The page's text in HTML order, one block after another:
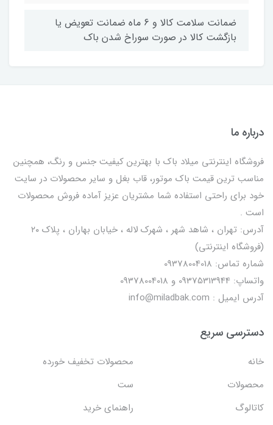
ضمانت سلامت کالا و 6 ماه ضمانت تعویض یا
بازگشت کالا در صورت سوراخ شدن باک
درباره ما
فروشگاه اینترنتی میلاد باک با بهترین کیفیت جنس و رنگ، همچنین
مناسب ترین قیمت باک موتور، قاب بغل و سایر محصولات در سایت
خود برای راحتی استفاده شما مشتریان عزیز آماده فروش محصولات
است .
آدرس: تهران ، شاهد شهر ، شهرک لاله ، خیابان بهاران ، پلاک ۲۰
(فروشگاه اینترنتی)
شماره تماس: 09378004018
واتساپ: 09375313944 و 09378004018
آدرس ایمیل : info@miladbak.com
دسترسی سریع
خانه
محصولات تخفیف خورده
محصولات
ست
کاتالوگ
راهنمای خرید